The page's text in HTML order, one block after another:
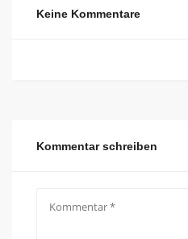
Keine Kommentare
Kommentar schreiben